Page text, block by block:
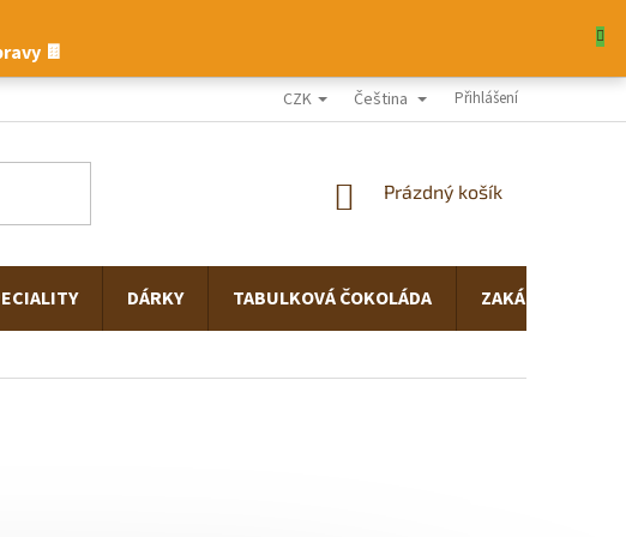
🍫
NAPSALI O NÁS
CZK Čeština Přihlášení
NÁKUPNÍ
Prázdný košík
DÁRKY TABULKOVÁ ČOKOLÁDA ZAKÁZKOVÁ